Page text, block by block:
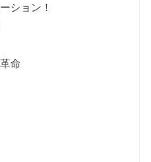
ション！
命